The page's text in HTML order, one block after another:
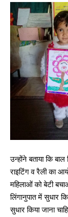
उन्होंने बताया कि
राइटिंग व रैली का
महिलाओं को बेटी
लिंगानुपात में सुधार
सुधार किया जाना